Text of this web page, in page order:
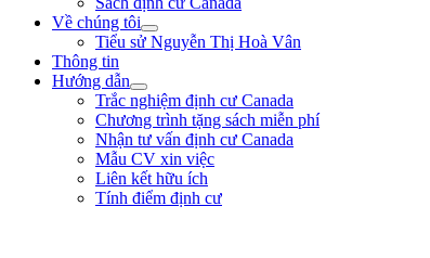
Về chúng tôi
Tiểu sử Nguyễn Thị Hoà Vân
Thông tin
Hướng dẫn
Trắc nghiệm định cư Canada
Chương trình tặng sách miễn phí
Nhận tư vấn định cư Canada
Mẫu CV xin việc
Liên kết hữu ích
Tính điểm định cư